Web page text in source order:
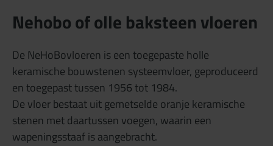
Nehobo of olle baksteen vloeren
De NeHoBovloeren is een toegepaste holle
keramische bouwstenen systeemvloer, geproduceerd
en toegepast tussen 1956 tot 1984.
De vloer bestaat uit gemetselde oranje keramische
stenen met daartussen voegen, waarin een
wapeningsstaaf is aangebracht.